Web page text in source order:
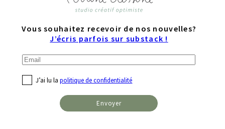
Vous souhaitez recevoir de nos nouvelles?
J’écris parfois sur substack !
J’ai lu lapolitique de confidentialité